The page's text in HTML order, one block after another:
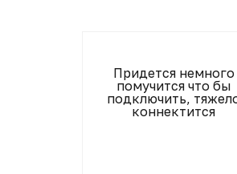
Придется немного
помучится что бы
подключить,
коннектится